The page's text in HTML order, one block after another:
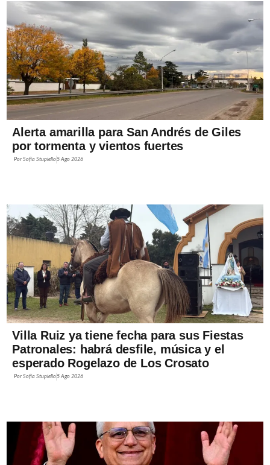
Alerta amarilla para San Andrés de Giles
por tormenta y vientos fuertes
PorSofía Stupiello5 Ago 2026
Villa Ruiz ya tiene fecha para sus Fiestas
Patronales: habrá desfile, música y el
esperado Rogelazo de Los Crosato
PorSofía Stupiello5 Ago 2026